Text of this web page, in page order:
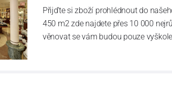
Přijďte si zboží prohlédnout do
450 m2 zde najdete přes 10 000
věnovat se vám budou pouze